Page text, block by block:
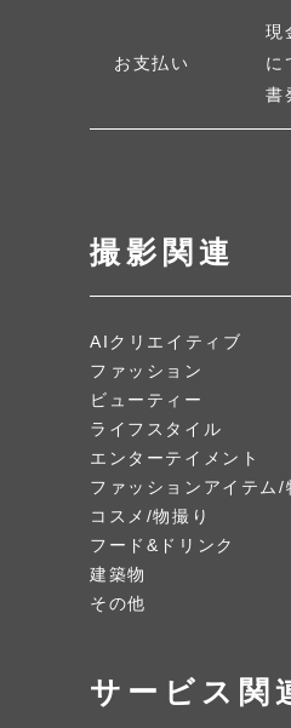
撮影関連
AIクリエイティブ
ファッション
ビューティー
ライフスタイル
エンターテイメント
ファッションアイテム/
コスメ/物撮り
フード&ドリンク
建築物
その他
サービス関
お支払い
現
に
書